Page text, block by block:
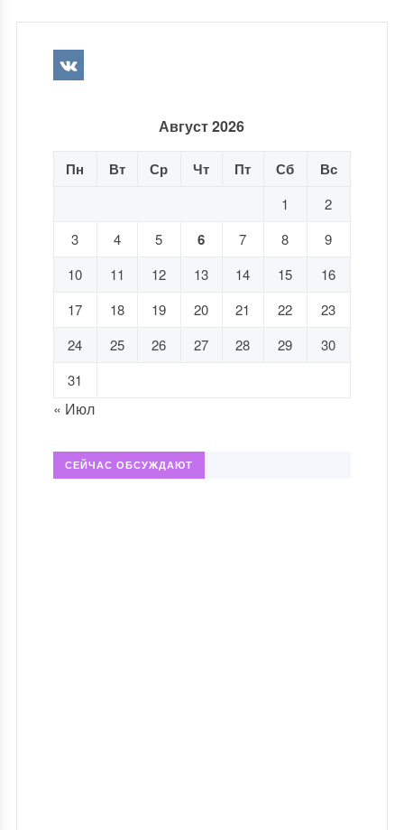
Август 2026
Пн Вт Ср Чт Пт Сб Вс
1
2
3
4 5 6 7 8
9
10
11 12 13 14 15
16
17
18 19 20 21 22
23
24
25 26 27 28 29
30
31
« Июл
СЕЙЧАС ОБСУЖДАЮТ